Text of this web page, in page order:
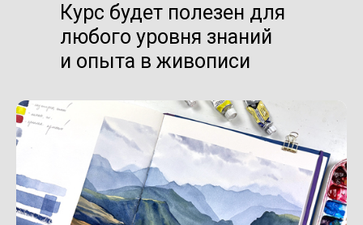
Курс будет полезен для
любого уровня знаний
и опыта в живописи